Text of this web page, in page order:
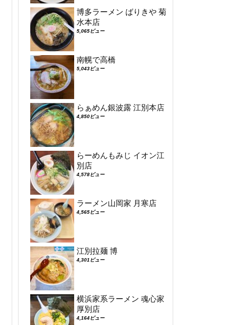
博多ラーメン ばりきや 菊
水本店
5,065ビュー
南幌で高橋
5,043ビュー
らぁめん銀波露 江別本店
4,850ビュー
らーめんもみじ イオン江
別店
4,578ビュー
ラーメン山岡家 月寒店
4,565ビュー
江別拉麺 博
4,301ビュー
横浜家系ラーメン 魂心家
厚別店
4,164ビュー